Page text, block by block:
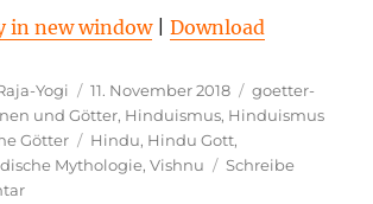
in new window|Download
Yogi
Veröffentlicht
am
11. November 2018 Kategorien
goetter-
und Götter, Hinduismus, Hinduismus
Götter Schlagwörter
Hindu, Hindu Gott,
Mythologie,Vishnu
Schreibe
zu